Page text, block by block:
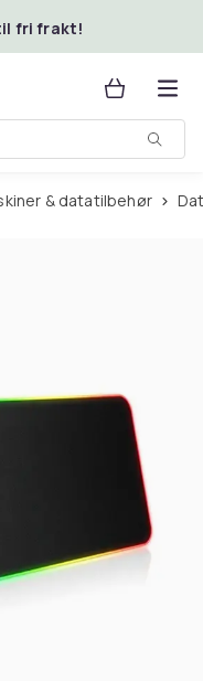
fri frakt!
& datatilbehør